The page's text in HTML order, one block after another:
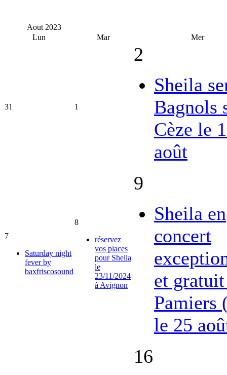
Aout 2023
Lun
Mar Mer
31 1
2
Sheila
Bagnols
Cèze le
août
7
Saturday night
fever by
baxfriscosound
8
réservez
vos places
pour Sheila
le
23/11/2024
à Avignon
9
Sheila en
concert
et
Pamiers
le 25
16